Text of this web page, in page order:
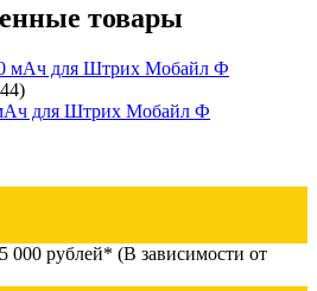
товары
для Штрих Мобайл Ф
000 рублей* (В зависимости от